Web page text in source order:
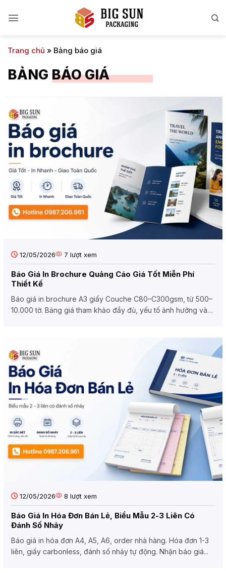
qua
Trang chủ » Bảng báo giá
BẢNG BÁO GIÁ
12/05/2026 7 lượt xem
Báo Giá In Brochure Quảng Cáo Giá Tốt Miễn Phí
Thiết Kế
Báo giá in brochure A3 giấy Couche C80–C300gsm, từ 500–
10.000 tờ. Bảng giá tham khảo đầy đủ, yếu tố ảnh hưởng và
12/05/2026 8 lượt xem
Báo Giá In Hóa Đơn Bán Lẻ, Biểu Mẫu 2-3 Liên Có
Đánh Số Nhảy
Báo giá in hóa đơn A4, A5, A6, order nhà hàng. Hóa đơn 1-3
liên, giấy carbonless, đánh số nhảy tự động. Nhận báo giá...